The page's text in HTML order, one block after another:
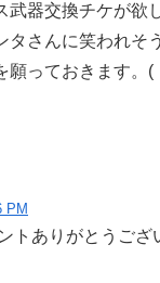
武器交換チケが欲
タさんに笑われそ
願っておきます。
PM
トありがとうござ